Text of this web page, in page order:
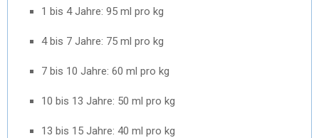
1 bis 4 Jahre: 95 ml pro kg
4 bis 7 Jahre: 75 ml pro kg
7 bis 10 Jahre: 60 ml pro kg
10 bis 13 Jahre: 50 ml pro kg
13 bis 15 Jahre: 40 ml pro kg